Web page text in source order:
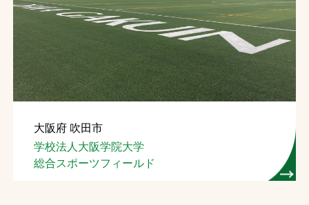
大阪府 吹田市
学校法人大阪学院大学
総合スポーツフィールド